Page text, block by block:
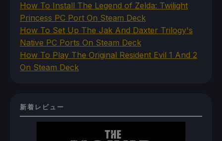
How To Install The Legend of Zelda: Twilight
Princess PC Port On Steam Deck
How To Set Up The Jak And Daxter Trilogy's
Native PC Ports On Steam Deck
How To Play The Original Resident Evil 1 And 2
On Steam Deck
新着レビュー